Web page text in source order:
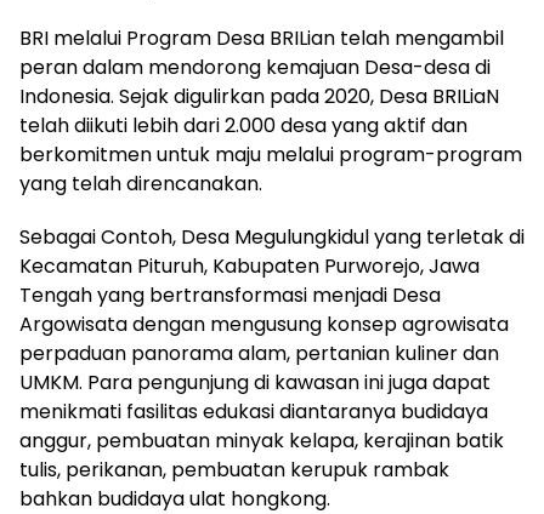
BRI melalui Program Desa BRILian telah mengambil
peran dalam mendorong kemajuan Desa-desa di
Indonesia. Sejak digulirkan pada 2020, Desa BRILiaN
telah diikuti lebih dari 2.000 desa yang aktif dan
berkomitmen untuk maju melalui program-program
yang telah direncanakan.
Sebagai Contoh, Desa Megulungkidul yang terletak di
Kecamatan Pituruh, Kabupaten Purworejo, Jawa
Tengah yang bertransformasi menjadi Desa
Argowisata dengan mengusung konsep agrowisata
perpaduan panorama alam, pertanian kuliner dan
UMKM. Para pengunjung di kawasan ini juga dapat
menikmati fasilitas edukasi diantaranya budidaya
anggur, pembuatan minyak kelapa, kerajinan batik
tulis, perikanan, pembuatan kerupuk rambak
bahkan budidaya ulat hongkong.